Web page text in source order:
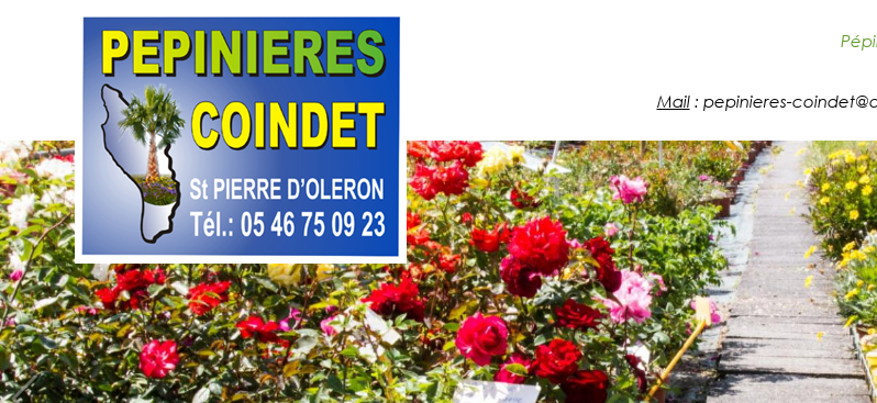
Mail: pepinieres-